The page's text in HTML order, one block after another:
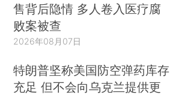
售背后隐情 多人卷入医疗腐
败案被查
2026年08月07日
特朗普坚称美国防空弹药库存
充足 但不会向乌克兰提供更